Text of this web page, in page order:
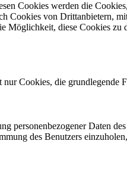
Cookies werden die
Cookies von Drittanbietern,
Möglichkeit, diese Cookies
Cookies, die grundlegende
personenbezogener Daten
des Benutzers